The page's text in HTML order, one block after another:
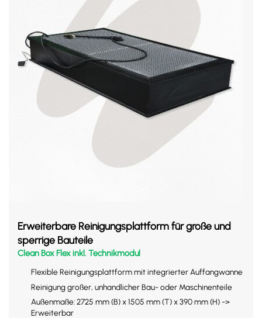
Erweiterbare Reinigungsplattform für große und
sperrige Bauteile
Clean Box Flex inkl. Technikmodul
Flexible Reinigungsplattform mit integrierter Auffangwanne
Reinigung großer, unhandlicher Bau- oder Maschinenteile
Außenmaße: 2725 mm (B) x 1505 mm (T) x 390 mm (H) ->
Erweiterbar